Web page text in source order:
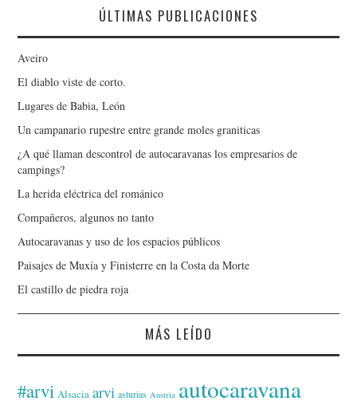
ÚLTIMAS PUBLICACIONES
Aveiro
El diablo viste de corto.
Lugares de Babia, León
Un campanario rupestre entre grande moles graniticas
¿A qué llaman descontrol de autocaravanas los empresarios de
campings?
La herida eléctrica del románico
Compañeros, algunos no tanto
Autocaravanas y uso de los espacios públicos
Paisajes de Muxía y Finisterre en la Costa da Morte
El castillo de piedra roja
MÁS LEÍDO
#arvi Alsacia arvi asturias Austria autocaravana